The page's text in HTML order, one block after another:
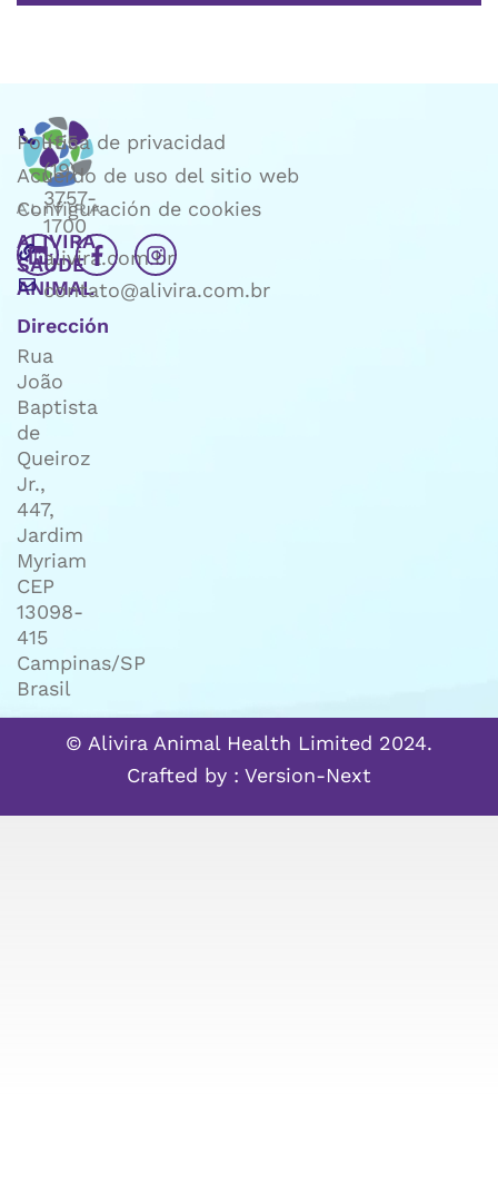
ALIVIRA
SAÚDE
ANIMAL
Dirección
Rua
João
Baptista
de
Queiroz
Jr.,
447,
Jardim
Myriam
CEP
13098-
415
Campinas/SP
Brasil
+55
(19)
3757-
1700
alivira.com.br
contato@alivira.com.br
Política de privacidad
Acuerdo de uso del sitio web
Configuración de cookies
© Alivira Animal Health Limited 2024.
Crafted by : Version-Next